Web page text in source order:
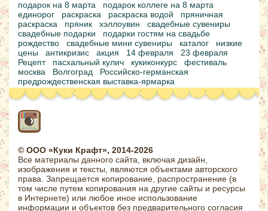
подарок на 8 марта
подарок коллеге на 8 марта
единорог
раскраска раскраска водой
пряничная
раскраска
пряник хэллоувин
свадебные сувениры
свадебные подарки
подарки гостям на свадьбе
рождество
свадебные мини сувениры каталог
низкие
цены
антикризис акция 14 февраля
23 февраля
Рецепт
пасхальный кулич кукиконкурс
фестиваль
москва
Волгоград
Российско-германская
предрождественская выставка-ярмарка
© ООО «Куки Крафт», 2014-2026
Все материалы данного сайта, включая дизайн,
изображения и тексты, являются объектами авторского
права. Запрещается копирование, распространение (в
том числе путем копирования на другие сайты и ресурсы
в Интернете) или любое иное использование
информации и объектов без предварительного согласия